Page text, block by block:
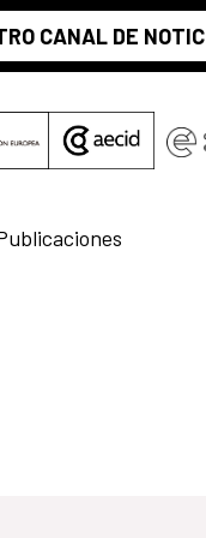
CANAL DE